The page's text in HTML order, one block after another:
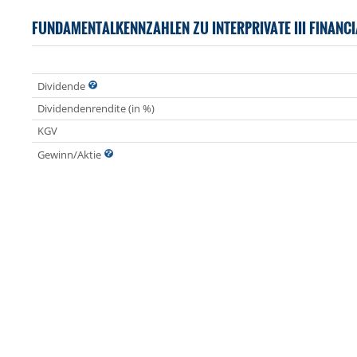
FUNDAMENTALKENNZAHLEN ZU INTERPRIVATE III
Dividende
Dividendenrendite (in %)
KGV
Gewinn/Aktie